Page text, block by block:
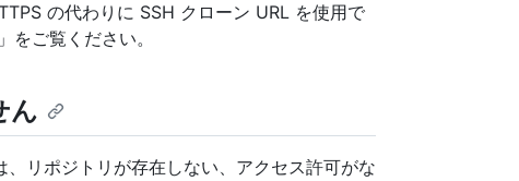
の代わりに SSH クローン URL を使用で
をご覧ください。
ん
リポジトリが存在しない、アクセス許可がな